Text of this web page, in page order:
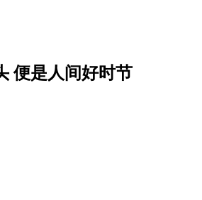
便是人间好时节